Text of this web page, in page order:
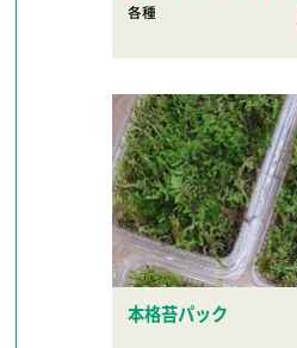
各種
本格苔パック